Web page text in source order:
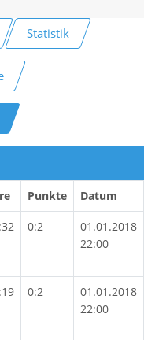
Statistik
Punkte Datum
0:2
01.01.2018
22:00
0:2
01.01.2018
22:00